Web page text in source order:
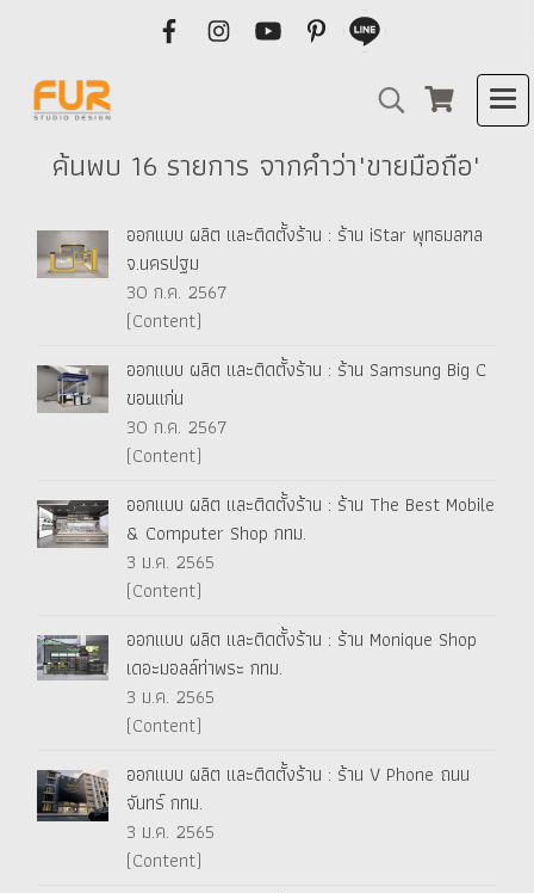
ค้นพบ 16 รายการ จากคำว่า"ขายมือถือ"
ออกแบบ ผลิต และติดตั้งร้าน : ร้าน iStar พุทธมลฑล
จ.นครปฐม
30 ก.ค. 2567
(Content)
ออกแบบ ผลิต และติดตั้งร้าน : ร้าน Samsung Big C
ขอนแก่น
30 ก.ค. 2567
(Content)
ออกแบบ ผลิต และติดตั้งร้าน : ร้าน The Best Mobile
& Computer Shop กทม.
3 ม.ค. 2565
(Content)
ออกแบบ ผลิต และติดตั้งร้าน : ร้าน Monique Shop
เดอะมอลล์ท่าพระ กทม.
3 ม.ค. 2565
(Content)
ออกแบบ ผลิต และติดตั้งร้าน : ร้าน V Phone ถนน
จันทร์ กทม.
3 ม.ค. 2565
(Content)